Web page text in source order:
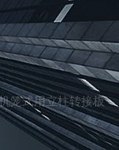
笼式用立柱转接板